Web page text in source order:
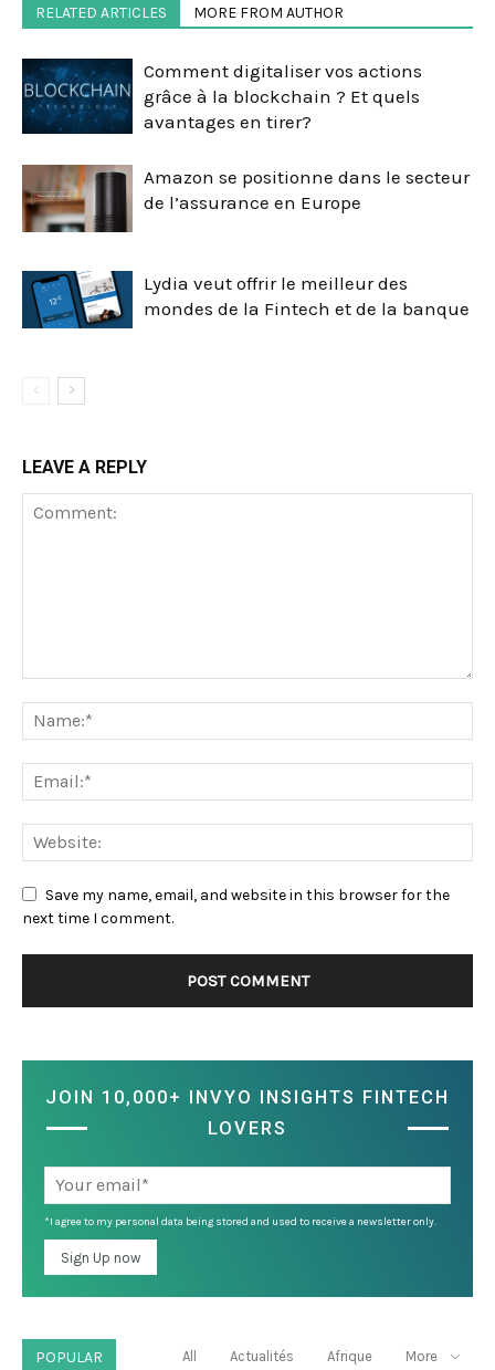
RELATED ARTICLES MORE FROM AUTHOR
Comment digitaliser vos actions
grâce à la blockchain ? Et quels
avantages en tirer?
Amazon se positionne dans le secteur
de l’assurance en Europe
Lydia veut offrir le meilleur des
mondes de la Fintech et de la banque
LEAVE A REPLY
Save my name, email, and website in this browser for the
next time I comment.
JOIN 10,000+ INVYO INSIGHTS FINTECH
LOVERS
*I agree to my personal data being stored and used to receive a newsletter only.
POPULAR All Actualités Afrique More